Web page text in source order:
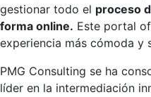
gestionar todo el proceso
forma online. Este portal
experiencia más cómoda y
PMG Consulting se ha
líder en la intermediación